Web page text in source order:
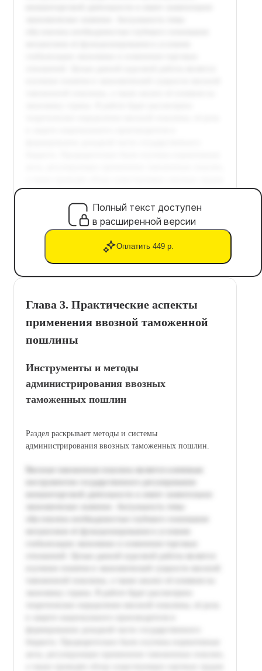
Полный текст доступен
в расширенной версии
Оплатить 449 р.
Глава 3. Практические аспекты
применения ввозной таможенной
пошлины
Инструменты и методы
администрирования ввозных
таможенных пошлин
Раздел раскрывает методы и системы
администрирования ввозных таможенных пошлин.